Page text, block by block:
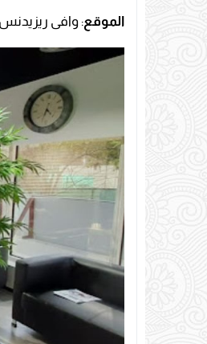
الموقع: وافى ريزيدنس